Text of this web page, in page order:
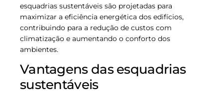
esquadrias sustentáveis são projetadas para
maximizar a eficiência energética dos edifícios,
contribuindo para a redução de custos com
climatização e aumentando o conforto dos
ambientes.
Vantagens das esquadrias
sustentáveis